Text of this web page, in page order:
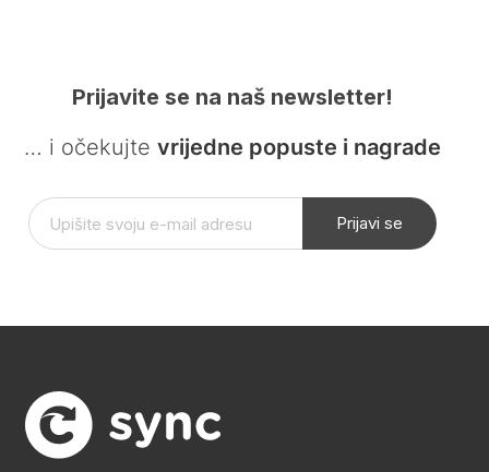
Prijavite se na naš newsletter!
… i očekujte vrijedne popuste i nagrade
Prijavi se